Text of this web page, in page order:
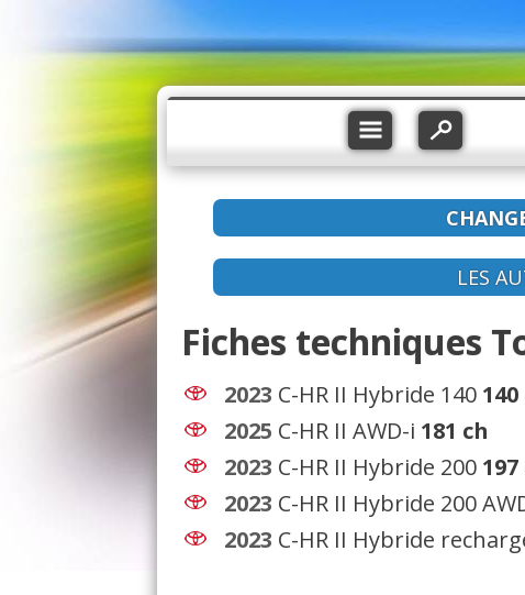
LES
Fiches techniques
2023 C-HR II Hybride 140 140
2025 C-HR II AWD-i 181 ch
2023 C-HR II Hybride 200 197
2023 C-HR II Hybride 200
2023 C-HR II Hybride